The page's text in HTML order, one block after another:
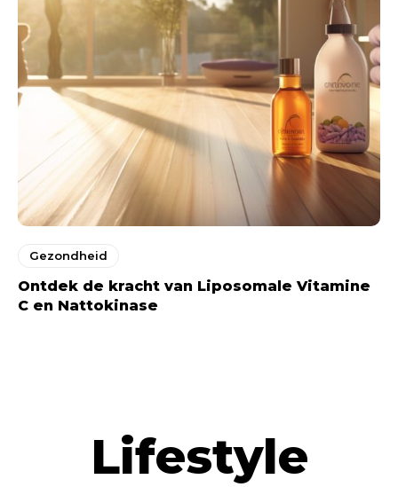
Gezondheid
Ontdek de kracht van Liposomale Vitamine
C en Nattokinase
Lifestyle